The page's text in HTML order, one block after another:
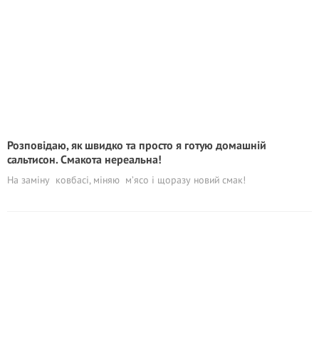
Розповідаю, як швидко та просто я готую домашній
сальтисон. Смакота нереальна!
На заміну ковбасі, міняю м’ясо і щоразу новий смак!